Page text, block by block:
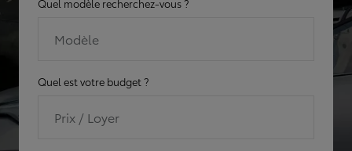
Quel modèle recherchez-vous ?
Modèle
Quel est votre budget ?
Prix / Loyer